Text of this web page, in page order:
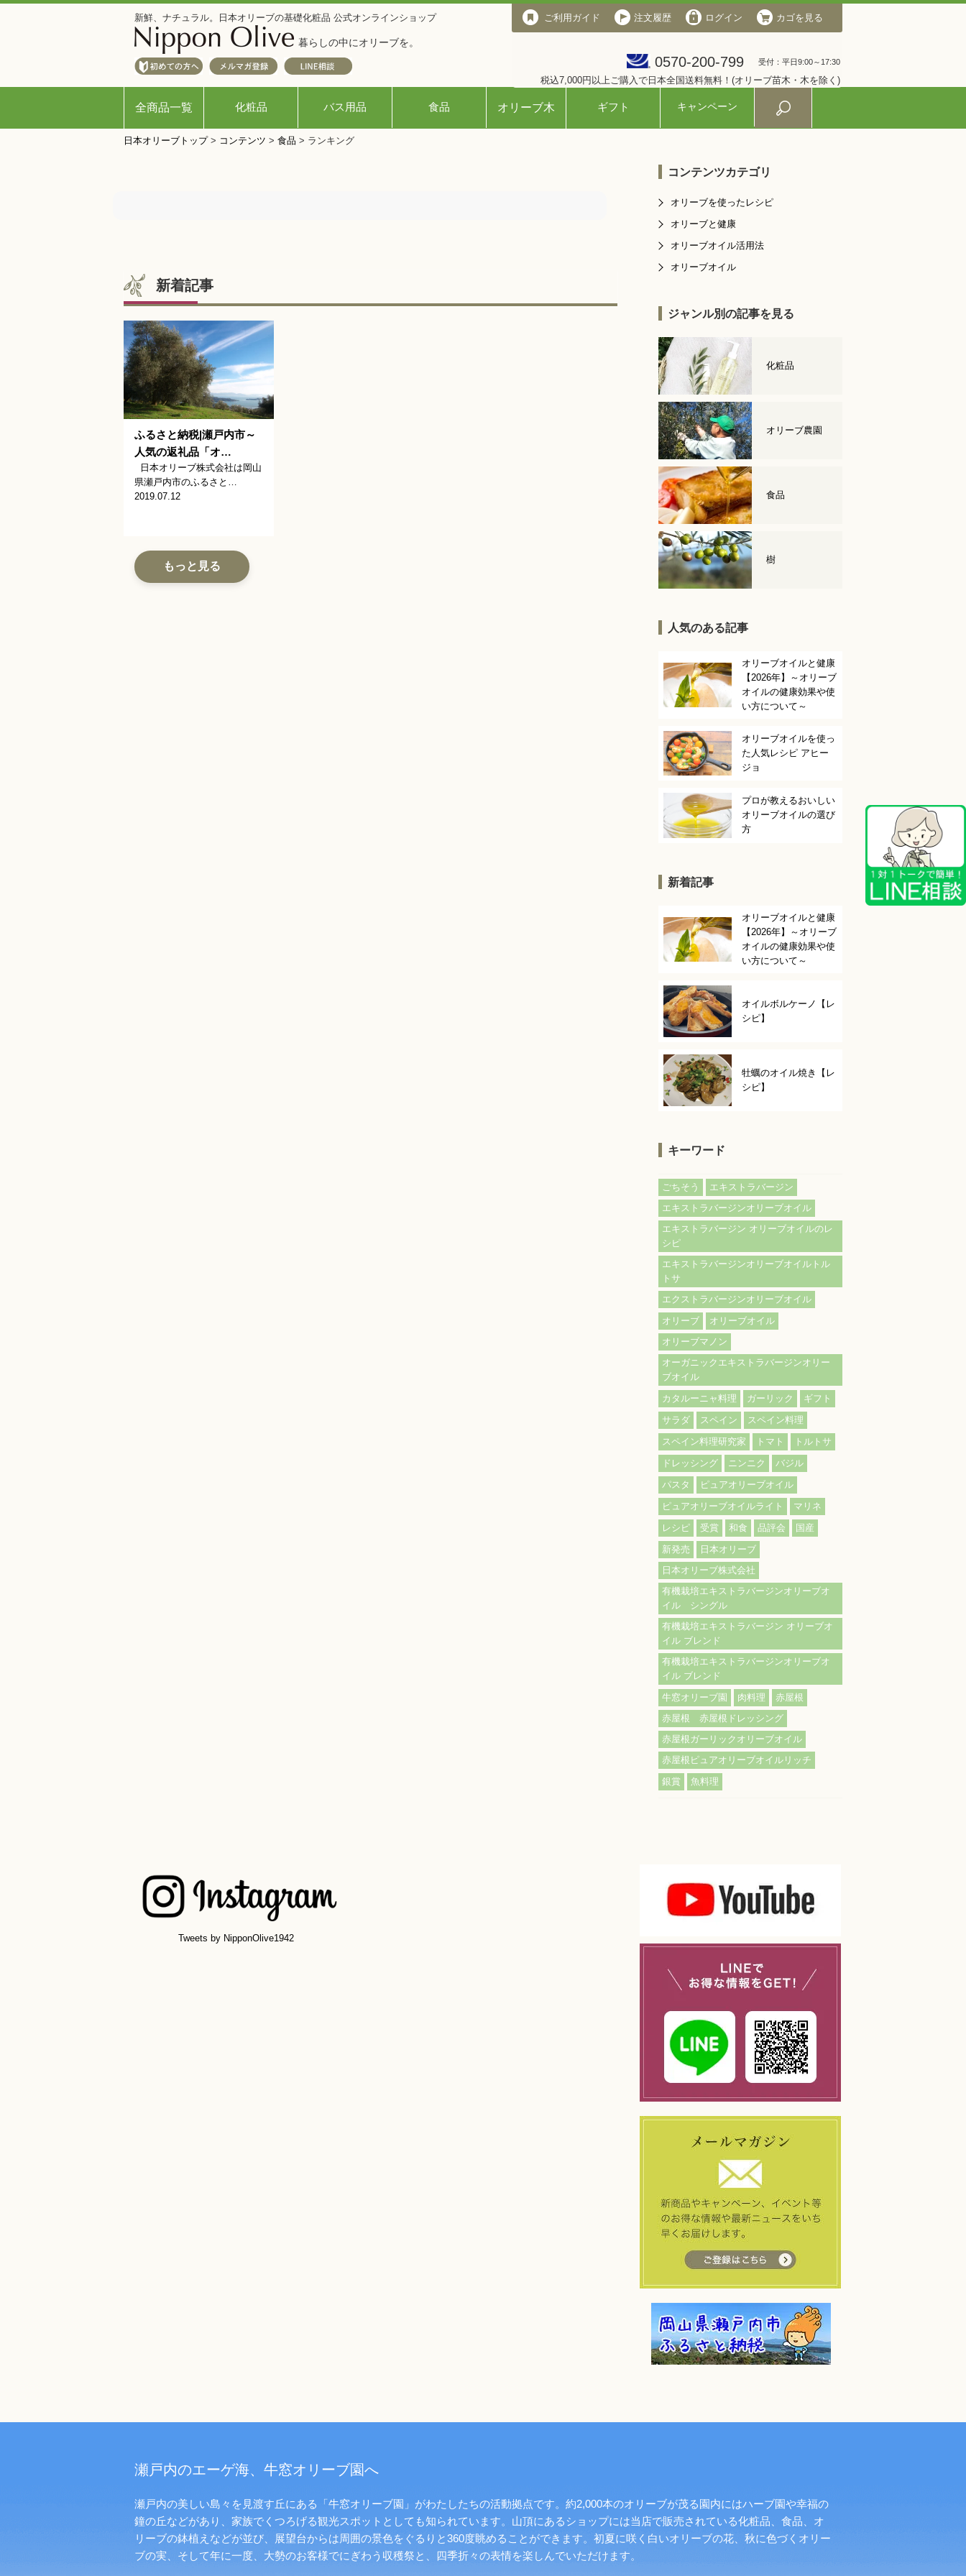
新鮮、ナチュラル。日本オリーブの基礎化粧品 公式オンラインショップ
暮らしの中にオリーブを。
ご利用ガイド 注文履歴 ログイン カゴを見る
0570-200-799 受付：平日9:00～17:30
税込7,000円以上ご購入で日本全国送料無料！(オリーブ苗木・木を除く)
全商品一覧 化粧品 バス用品 食品 オリーブ木 ギフト キャンペーン
ご利用ガイド 会社概要 ログイン カゴを見る
0570-200-799 受付：平日9:00～17:30
日本オリーブトップ> コンテンツ > 食品 > ランキング
新着記事
ふるさと納税|瀬戸内市～
人気の返礼品「オ…
日本オリーブ株式会社は岡山
県瀬戸内市のふるさと…
2019.07.12
もっと見る
コンテンツカテゴリ
オリーブを使ったレシピ
オリーブと健康
オリーブオイル活用法
オリーブオイル
ジャンル別の記事を見る
化粧品
オリーブ農園
食品
樹
人気のある記事
オリーブオイルと健康
【2026年】～オリーブ
オイルの健康効果や使
い方について～
オリーブオイルを使っ
た人気レシピ アヒー
ジョ
プロが教えるおいしい
オリーブオイルの選び
方
新着記事
オリーブオイルと健康
【2026年】～オリーブ
オイルの健康効果や使
い方について～
オイルボルケーノ【レ
シピ】
牡蠣のオイル焼き【レ
シピ】
キーワード
ごちそう
エキストラバージン
エキストラバージンオリーブオイル
エキストラバージン オリーブオイルのレ
シピ
エキストラバージンオリーブオイルトル
トサ
エクストラバージンオリーブオイル
オリーブ
オリーブオイル
オリーブマノン
オーガニックエキストラバージンオリー
ブオイル
カタルーニャ料理
ガーリック
ギフト
サラダ
スペイン
スペイン料理
スペイン料理研究家
トマト
トルトサ
ドレッシング
ニンニク
バジル
パスタ
ピュアオリーブオイル
ピュアオリーブオイルライト
マリネ
レシピ
受賞 和食 品評会
国産
新発売
日本オリーブ
日本オリーブ株式会社
有機栽培エキストラバージンオリーブオ
イル シングル
有機栽培エキストラバージン オリーブオ
イル ブレンド
有機栽培エキストラバージンオリーブオ
イル ブレンド
牛窓オリーブ園
肉料理
赤屋根
赤屋根 赤屋根ドレッシング
赤屋根ガーリックオリーブオイル
赤屋根ピュアオリーブオイルリッチ
銀賞
魚料理
Tweets by NipponOlive1942
瀬戸内のエーゲ海、牛窓オリーブ園へ
瀬戸内の美しい島々を見渡す丘にある「牛窓オリーブ園」がわたしたちの活動拠点です。約2,000本のオリーブが茂る園内にはハーブ園や幸福の
鐘の丘などがあり、家族でくつろげる観光スポットとしても知られています。山頂にあるショップには当店で販売されている化粧品、食品、オ
リーブの鉢植えなどが並び、展望台からは周囲の景色をぐるりと360度眺めることができます。初夏に咲く白いオリーブの花、秋に色づくオリー
ブの実、そして年に一度、大勢のお客様でにぎわう収穫祭と、四季折々の表情を楽しんでいただけます。